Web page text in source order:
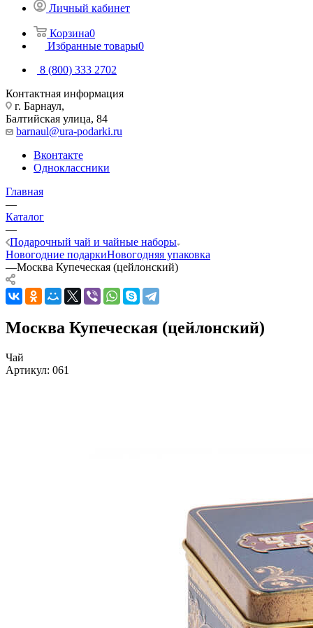
Личный кабинет
Корзина0
Избранные товары0
8 (800) 333 2702
Контактная информация
г. Барнаул,
Балтийская улица, 84
barnaul@ura-podarki.ru
Вконтакте
Одноклассники
Главная
—
Каталог
—
Подарочный чай и чайные наборы
Новогодние подаркиНовогодняя упаковка
—Москва Купеческая (цейлонский)
Москва Купеческая (цейлонский)
Чай
Артикул: 061